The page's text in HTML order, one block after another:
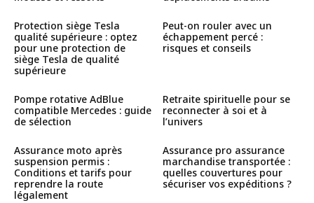
Protection siège Tesla
qualité supérieure : optez
pour une protection de
siège Tesla de qualité
supérieure
Peut-on rouler avec un
échappement percé :
risques et conseils
Pompe rotative AdBlue
compatible Mercedes : guide
de sélection
Retraite spirituelle pour se
reconnecter à soi et à
l’univers
Assurance moto après
suspension permis :
Conditions et tarifs pour
reprendre la route
légalement
Assurance pro assurance
marchandise transportée :
quelles couvertures pour
sécuriser vos expéditions ?